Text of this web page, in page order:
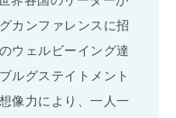
カンファレンスに招
ウェルビーイング達
ルグステイトメント
像力により、一人一